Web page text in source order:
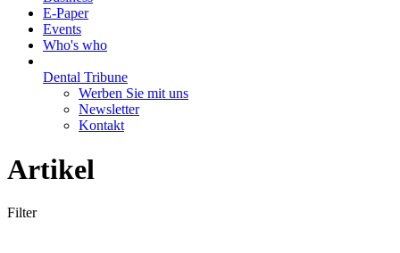
E-Paper
Events
Who's who
Dental Tribune
Werben Sie mit uns
Newsletter
Kontakt
Artikel
Filter